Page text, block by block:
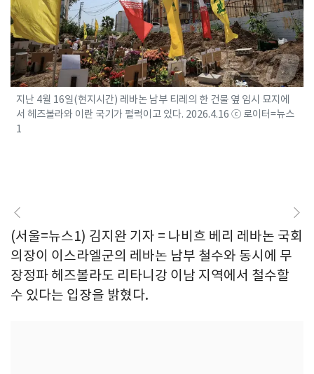
지난 4월 16일(현지시간) 레바논 남부 티레의 한 건물 옆 임시 묘지에
서 헤즈볼라와 이란 국기가 펄럭이고 있다. 2026.4.16 ⓒ 로이터=뉴스
1
(서울=뉴스1) 김지완 기자 = 나비흐 베리 레바논 국회
의장이 이스라엘군의 레바논 남부 철수와 동시에 무
장정파 헤즈볼라도 리타니강 이남 지역에서 철수할
수 있다는 입장을 밝혔다.